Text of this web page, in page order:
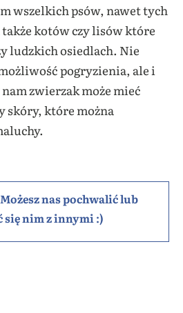
wszelkich psów, nawet tych
także kotów czy lisów które
ludzkich osiedlach. Nie
pogryzienia, ale i
zwierzak może mieć
skóry, które można
nas pochwalić lub
się nim z innymi :)